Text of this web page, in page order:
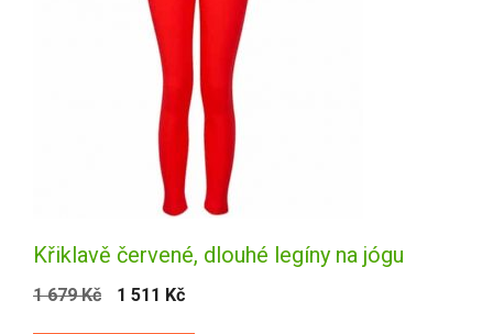
Křiklavě červené, dlouhé legíny na jógu
1 679Kč 1 511 Kč